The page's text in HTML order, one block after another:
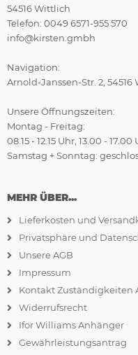
54516 Wittlich
Telefon: 0049 6571-955 570
info@kirsten.gmbh
Navigation:
Arnold-Janssen-Str. 2, 54516
Unsere Öffnungszeiten:
Montag - Freitag:
08.15 - 12.15 Uhr, 13.00 - 17.00
Samstag + Sonntag:
MEHR ÜBER...
Lieferkosten und
Privatsphäre und
Unsere AGB
Impressum
Kontakt Zuständigkeiten
Widerrufsrecht
Ifor Williams Anhänger
Gewährleistungsantrag